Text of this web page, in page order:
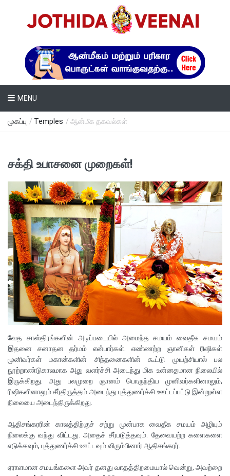
MENU
முகப்பு / Temples / ஆன்மீக தகவல்கள்
சக்தி உபாசனை முறைகள்!
வேத சாஸ்திரங்களின் அடிப்படையில் அமைந்த சமயம் வைதீக சமயம்
இதனை சனாதன தர்மம் என்பார்கள். எண்ணற்ற ஞானிகள் ரிஷிகள்
முனிவர்கள் மகான்களின் சிந்தனைகளின் கூட்டு முயற்சியால் பல
நூற்றாண்டுகாலமாக அது வளர்ச்சி அடைந்து மிக உன்னதமான நிலையில்
இருக்கிறது. அது பலமுறை ஞானம் பொருந்திய முனிவர்களினாலும்,
ரிஷிகளினாலும் சீர்திருத்தம் அடைந்து புத்துணர்ச்சி ஊட்டப்பட்டு இன்றுள்ள
நிலையை அடைந்திருக்கிறது.
ஆதிசங்கரரின் காலத்திற்குச் சற்று முன்பாக வைதீக சமயம் அழியும்
நிலைக்கு வந்து விட்டது. அதைச் சீர்படுத்தவும். தேவையற்ற களைகளை
எடுக்கவும், புத்துணர்ச்சி ஊட்டவும் விரும்பினார் ஆதிசங்கரர்.
ஏராளமான சமயங்களை அவர் தனது வாதத்திறமையால் வென்று, அவற்றை